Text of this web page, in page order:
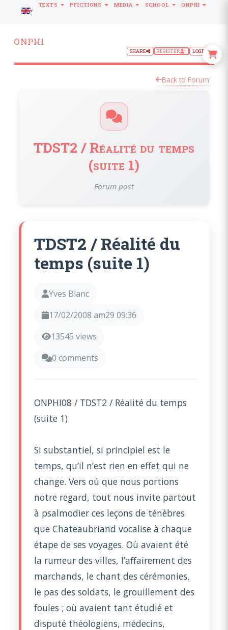
ONPHI
SHARE REGISTER LOGIN
Back to Forum
TDST2 / Réalité du temps
(suite 1)
Forum post
TDST2 / Réalité du
temps (suite 1)
Yves Blanc
17/02/2008 am29 09:36
13545 views
0 comments
ONPHI08 / TDST2 / Réalité du temps
(suite 1)
Si substantiel, si principiel est le
temps, qu’il n’est rien en effet qui ne
change. Vers où que nous portions
notre regard, tout nous invite partout
à psalmodier ces leçons de ténèbres
que Chateaubriand vocalise à chaque
étape de ses voyages. Où avaient été
la rumeur des villes, l’affairement des
marchands, le chant des cérémonies,
le pas des soldats, le grouillement des
foules ; où avaient tant étudié et
disputé théologiens, médecins,
LANGUAGE
TEXTS PFICTIONS MEDIA SCHOOL ONPHI